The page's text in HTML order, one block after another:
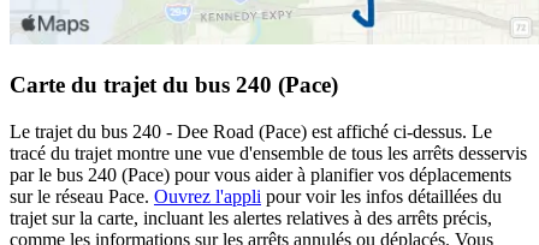
Carte du trajet du bus 240 (Pace)
Le trajet du bus 240 - Dee Road (Pace) est affiché ci-dessus. Le
tracé du trajet montre une vue d'ensemble de tous les arrêts desservis
par le bus 240 (Pace) pour vous aider à planifier vos déplacements
sur le réseau Pace. Ouvrez l'appli pour voir les infos détaillées du
trajet sur la carte, incluant les alertes relatives à des arrêts précis,
comme les informations sur les arrêts annulés ou déplacés. Vous